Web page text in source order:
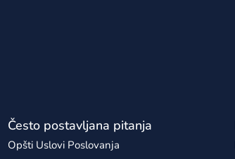
Često postavljana pitanja
Opšti Uslovi Poslovanja